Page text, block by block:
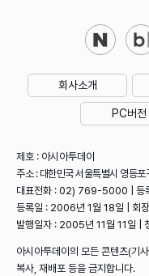
회사소개
PC버전
제호 : 아시아투데이
주소 : 대한민국 서울특별시 영등
대표전화 : 02) 769-5000 | 등
등록일 : 2006년 1월 18일 | 회장
발행일자 : 2005년 11월 11일 |
아시아투데이의 모든 콘텐츠(기
복사, 재배포 등을 금지합니다.